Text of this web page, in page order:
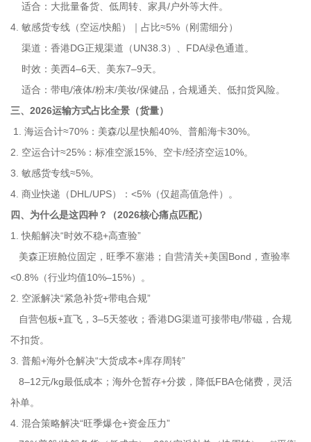
适合：大批量备货、低周转、家具/户外等大件。
4. 敏感货专线（空运/快船）｜占比≈5%（刚需细分）
渠道：香港DG正规渠道（UN38.3）、FDA绿色通道。
时效：美西4–6天、美东7–9天。
适合：带电/液体/粉末/美妆/保健品，合规通关、低扣货风险。
三、2026运输方式占比全景（货量）
1. 海运合计≈70%：美森/以星快船40%、普船海卡30%。
2. 空运合计≈25%：标准空派15%、空卡/经济空运10%。
3. 敏感货专线≈5%。
4. 商业快递（DHL/UPS）：<5%（仅超高值急件）。
四、为什么是这四种？（2026核心痛点匹配）
1. 快船解决“时效不稳+高查验”
美森正班舱位固定，旺季不塞港；自营清关+美国Bond，查验率
<0.8%（行业均值10%–15%）。
2. 空派解决“紧急补货+带电合规”
自营包板+直飞，3–5天签收；香港DG渠道可接带电/带磁，合规
不扣货。
3. 普船+海外仓解决“大货成本+库存周转”
8–12元/kg最低成本；海外仓暂存+分拨，降低FBA仓储费，灵活
补单。
4. 混合策略解决“旺季爆仓+资金压力”